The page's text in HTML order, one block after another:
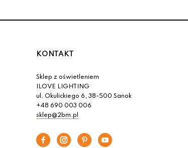
KONTAKT
Sklep z oświetleniem
ILOVE LIGHTING
ul. Okulickiego 6, 38-500 Sanok
+48 690 003 006
sklep@2bm.pl